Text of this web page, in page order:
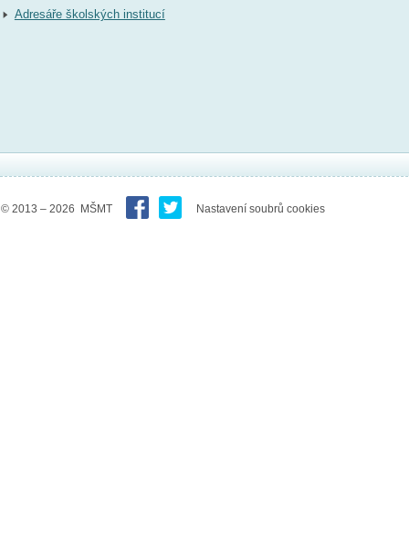
Adresáře školských institucí
© 2013 – 2026 MŠMT Nastavení soubrů cookies